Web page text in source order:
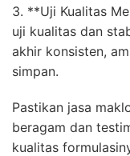
3. **Uji Kualitas
uji kualitas dan
akhir konsisten,
simpan.
Pastikan jasa
beragam dan
kualitas